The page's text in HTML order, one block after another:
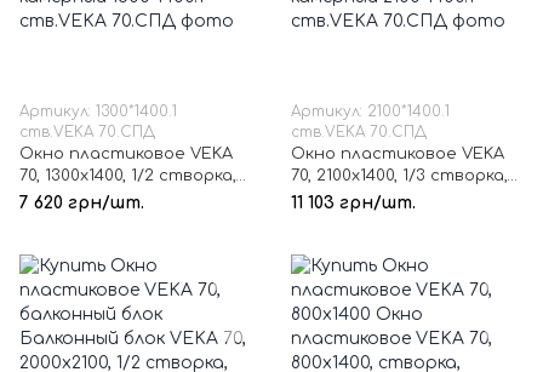
Артикул: 1300*1400.1
ств.VEKA 70.СПД
Окно пластиковое VEKA
70, 1300х1400, 1/2 створка,
стеклопакет 2-х
7 620 грн/шт.
Артикул: 2100*1400.1
ств.VEKA 70.СПД
Окно пластиковое VEKA
70, 2100х1400, 1/3 створка,
стеклопакет 2-х
11 103 грн/шт.